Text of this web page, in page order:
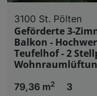
3100 St. Pölten
Geförderte 3-
Balkon -
Teufelhof - 2
79,36 m2
3